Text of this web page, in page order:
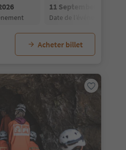
11 September 2026
date de l’événement
Acheter billet